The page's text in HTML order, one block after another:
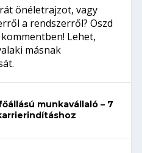
önéletrajzot, vagy
a rendszerről? Oszd
Lehet,
másnak
munkavállaló – 7